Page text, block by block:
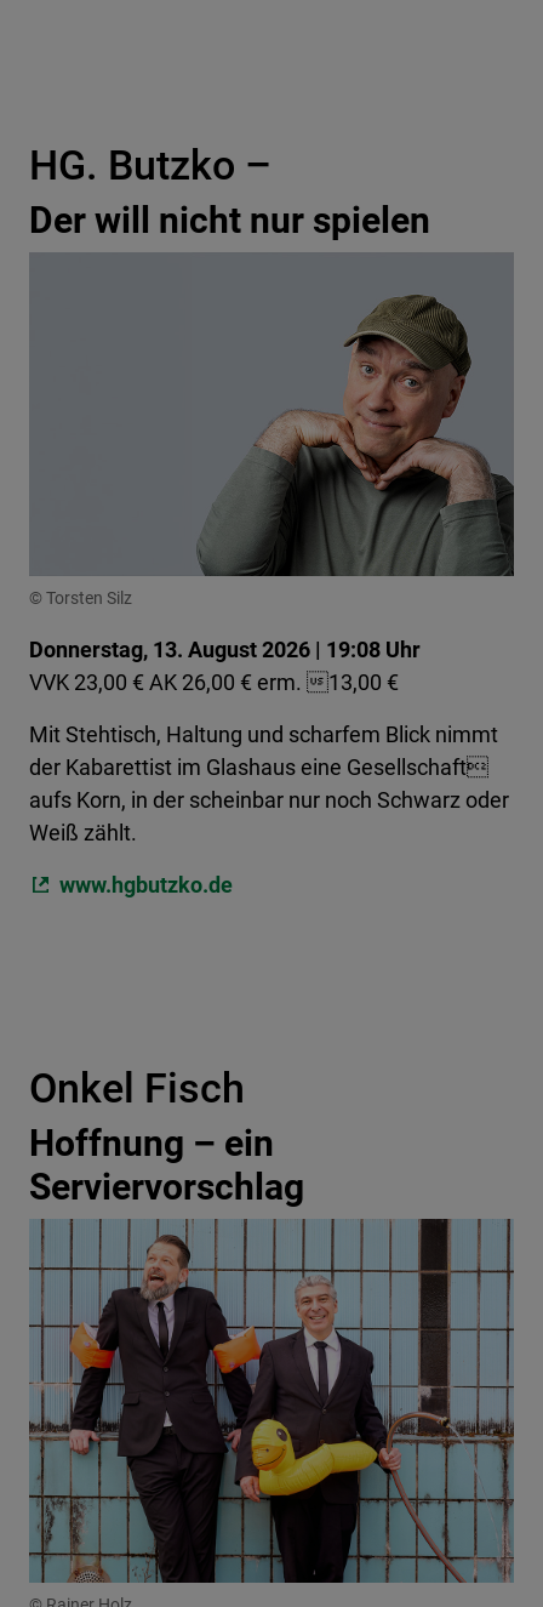
HG. Butzko –
Der will nicht nur spielen
© Torsten Silz
Donnerstag, 13. August 2026 | 19:08 Uhr
VVK 23,00 € AK 26,00 € erm. 13,00 €
Mit Stehtisch, Haltung und scharfem Blick nimmt
der Kabarettist im Glashaus eine Gesellschaft
aufs Korn, in der scheinbar nur noch Schwarz oder
Weiß zählt.
www.hgbutzko.de
Onkel Fisch
Hoffnung – ein
Serviervorschlag